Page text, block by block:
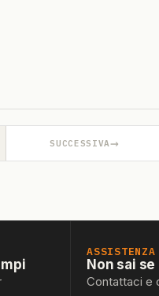
SUCCESSIVA→
ASSISTENZA
Non sai
Contattaci e